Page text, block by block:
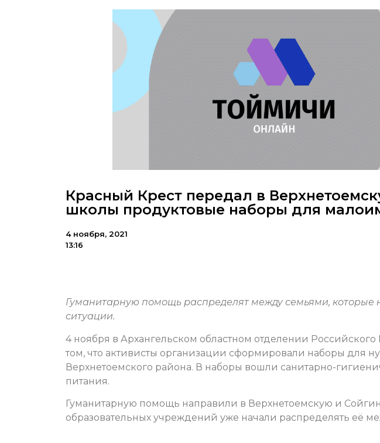
Красный Крест передал в
школы продуктовые наборы для
4 ноября, 2021
13:16
Гуманитарную помощь распределят между семьями, которые
ситуации.
4 ноября в Архангельском областном отделении Российского
том, что активисты организации сформировали наборы для
Верхнетоемского района. В наборы вошли санитарно-
питания.
Гуманитарную помощь направили в Верхнетоемскую и
образовательных учреждений уже начали распределять её